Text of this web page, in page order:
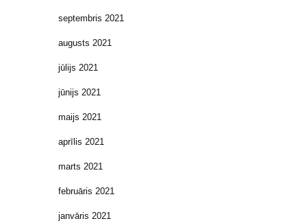
septembris 2021
augusts 2021
jūlijs 2021
jūnijs 2021
maijs 2021
aprīlis 2021
marts 2021
februāris 2021
janvāris 2021